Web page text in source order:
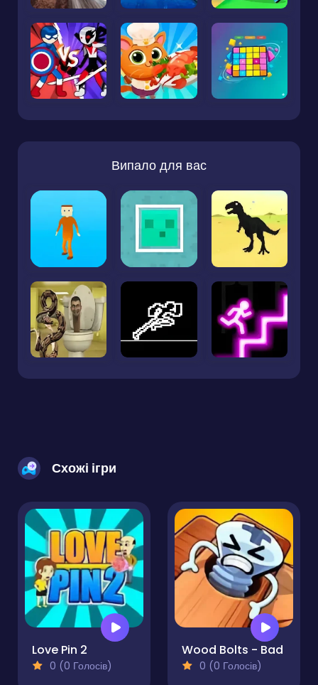
Випало для вас
Схожі ігри
Love Pin 2
0 (0 Голосів)
Wood Bolts - Bad
0 (0 Голосів)